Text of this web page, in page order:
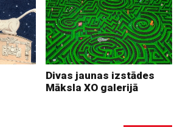
Divas jaunas izstādes
Māksla XO galerijā